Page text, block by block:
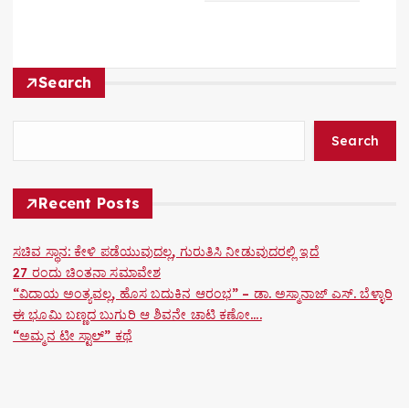
g
a
t
i
o
n
Search
Search
Recent Posts
ಸಚಿವ ಸ್ಥಾನ: ಕೇಳಿ ಪಡೆಯುವುದಲ್ಲ, ಗುರುತಿಸಿ ನೀಡುವುದರಲ್ಲಿ ಇದೆ
27 ರಂದು ಚಿಂತನಾ ಸಮಾವೇಶ
“ವಿದಾಯ ಅಂತ್ಯವಲ್ಲ, ಹೊಸ ಬದುಕಿನ ಆರಂಭ” – ಡಾ. ಅಸ್ಮಾನಾಜ್ ಎಸ್. ಬೆಳ್ಳಾರಿ
ಈ ಭೂಮಿ ಬಣ್ಣದ ಬುಗುರಿ ಆ ಶಿವನೇ ಚಾಟಿ ಕಣೋ….
“ಅಮ್ಮನ ಟೀ ಸ್ಟಾಲ್” ಕಥೆ